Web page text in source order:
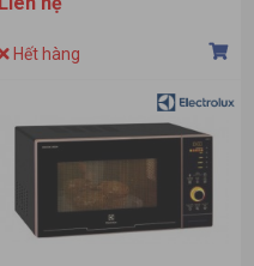
Hết hàng